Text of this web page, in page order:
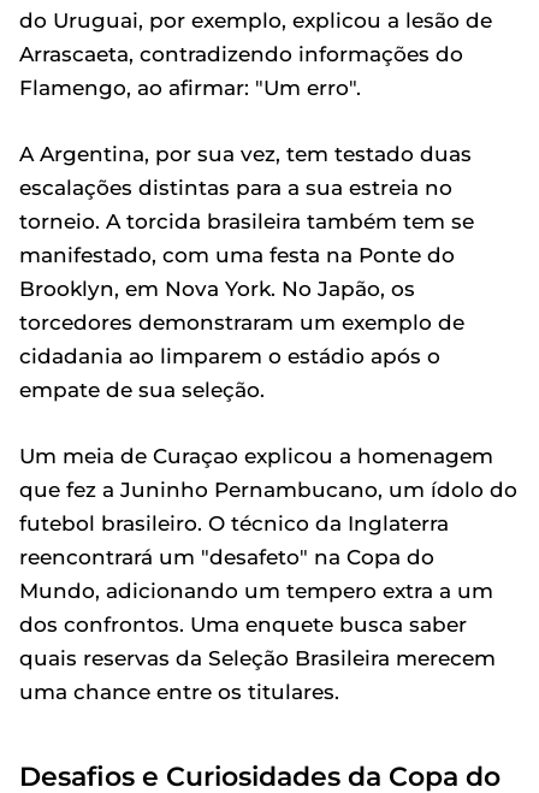
do Uruguai, por exemplo, explicou a lesão de
Arrascaeta, contradizendo informações do
Flamengo, ao afirmar: "Um erro".
A Argentina, por sua vez, tem testado duas
escalações distintas para a sua estreia no
torneio. A torcida brasileira também tem se
manifestado, com uma festa na Ponte do
Brooklyn, em Nova York. No Japão, os
torcedores demonstraram um exemplo de
cidadania ao limparem o estádio após o
empate de sua seleção.
Um meia de Curaçao explicou a homenagem
que fez a Juninho Pernambucano, um ídolo do
futebol brasileiro. O técnico da Inglaterra
reencontrará um "desafeto" na Copa do
Mundo, adicionando um tempero extra a um
dos confrontos. Uma enquete busca saber
quais reservas da Seleção Brasileira merecem
uma chance entre os titulares.
Desafios e Curiosidades da Copa do